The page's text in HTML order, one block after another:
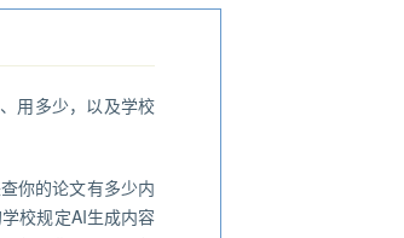
用多少，以及学校
你的论文有多少内
校规定AI生成内容